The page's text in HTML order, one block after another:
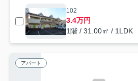
102
3.4万円
1階 / 31.00㎡ / 1LDK
アパート